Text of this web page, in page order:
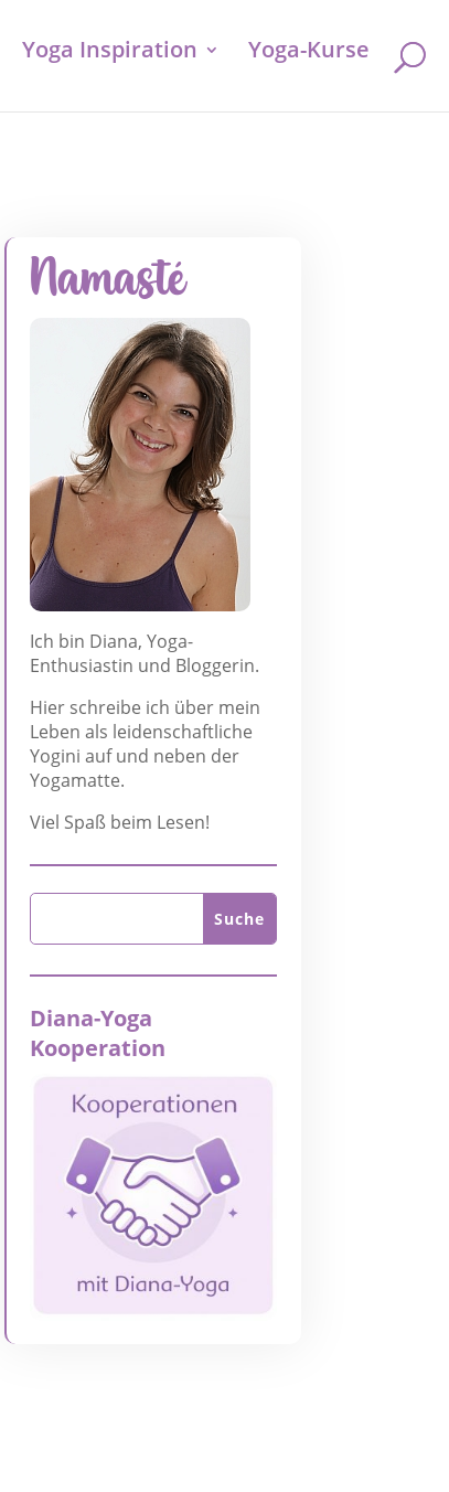
Yoga Inspiration Yoga-Kurse
Namasté
Ich bin Diana, Yoga-
Enthusiastin und Bloggerin.
Hier schreibe ich über mein
Leben als leidenschaftliche
Yogini auf und neben der
Yogamatte.
Viel Spaß beim Lesen!
Diana-Yoga
Kooperation